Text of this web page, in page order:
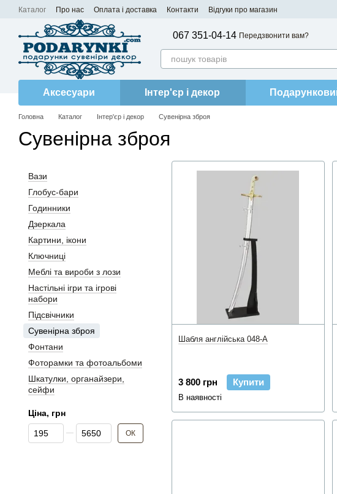
Перейти до основного контенту
Каталог Про нас Оплата і доставка Контакти Відгуки про магазин
067 351-04-14 Передзвонити вам?
Аксесуари Інтер'єр і декор
Головна Каталог Інтер'єр і декор Сувенірна зброя
Сувенірна зброя
Шабля англійська 048-A
3 800 грн Купити
В наявності
Вази
Глобус-бари
Годинники
Дзеркала
Картини, ікони
Ключниці
Меблі та вироби з лози
Настільні ігри та ігрові
набори
Підсвічники
Сувенірна зброя
Фонтани
Фоторамки та фотоальбоми
Шкатулки, органайзери,
сейфи
Ціна, грн
Від Ціна, грн
До Ціна, грн ОК